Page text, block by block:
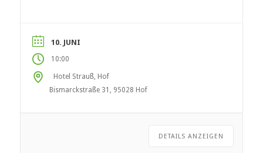
10. JUNI
10:00
Hotel Strauß, Hof
Bismarckstraße 31, 95028 Hof
DETAILS ANZEIGEN